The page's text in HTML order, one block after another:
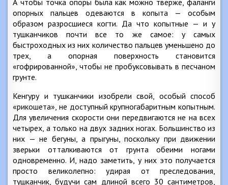
А чтобы точка опоры была как можно тверже, фаланги
опорных пальцев одеваются в копыта — особым
образом разросшиеся когти. Да что копытные — и у
тушканчиков почти все то же самое: у самых
быстроходных из них количество пальцев уменьшено до
трех, а опорная поверхность становится
«гофрированной», чтобы не пробуксовывать в песчаном
грунте.
Кенгуру и тушканчики изобрели свой, особый способ
«рикошета», не доступный крупногабаритным копытным.
Для увеличения скорости они передвигаются не на всех
четырех, а только на двух задних ногах. Большинство из
них — не бегуны, а прыгуны, поскольку при движении
зверьки отталкиваются от грунта обеими ногами
одновременно. И, надо заметить, у них это получается
просто великолепно: удирая от преследования,
тушканчик, будучи сам длиной всего 30 сантиметров,